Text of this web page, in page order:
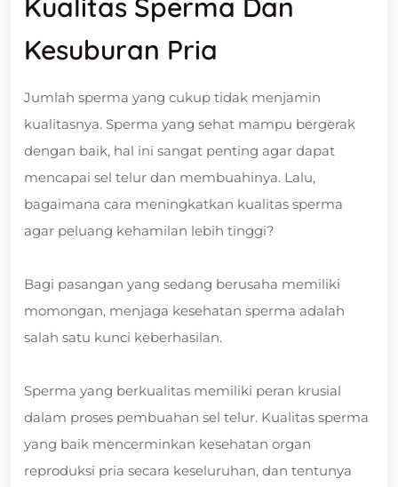
Kualitas Sperma Dan
Kesuburan Pria
Jumlah sperma yang cukup tidak menjamin
kualitasnya. Sperma yang sehat mampu bergerak
dengan baik, hal ini sangat penting agar dapat
mencapai sel telur dan membuahinya. Lalu,
bagaimana cara meningkatkan kualitas sperma
agar peluang kehamilan lebih tinggi?
Bagi pasangan yang sedang berusaha memiliki
momongan, menjaga kesehatan sperma adalah
salah satu kunci keberhasilan.
Sperma yang berkualitas memiliki peran krusial
dalam proses pembuahan sel telur. Kualitas sperma
yang baik mencerminkan kesehatan organ
reproduksi pria secara keseluruhan, dan tentunya